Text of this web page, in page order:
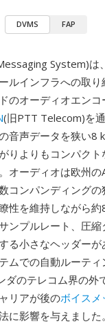
DVMS FAP
System)は
ルインフラへの取り
のオーディオエンコ
(旧PTT Telecom)を通
音声データを狭い8
りよりもコンパク
オーディオは欧州
コンパンディング
性を維持しながら
ンプルレート、圧
る小さなヘッダー
ムでの自動ルーティ
ダのテレコム界の外
リアが後のボイスメ
に影響を与えまし